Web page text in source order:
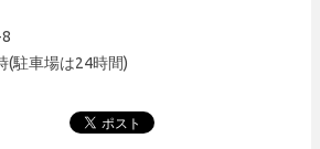
(駐車場は24時間)